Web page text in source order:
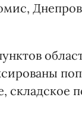
складское